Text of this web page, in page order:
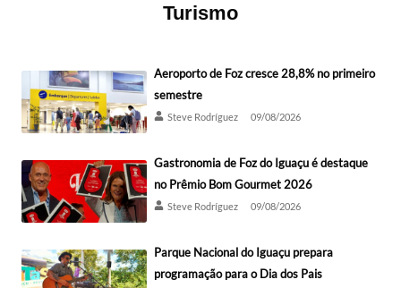
Turismo
Aeroporto de Foz cresce 28,8% no primeiro
semestre
Steve Rodríguez 09/08/2026
Gastronomia de Foz do Iguaçu é destaque
no Prêmio Bom Gourmet 2026
Steve Rodríguez 09/08/2026
Parque Nacional do Iguaçu prepara
programação para o Dia dos Pais